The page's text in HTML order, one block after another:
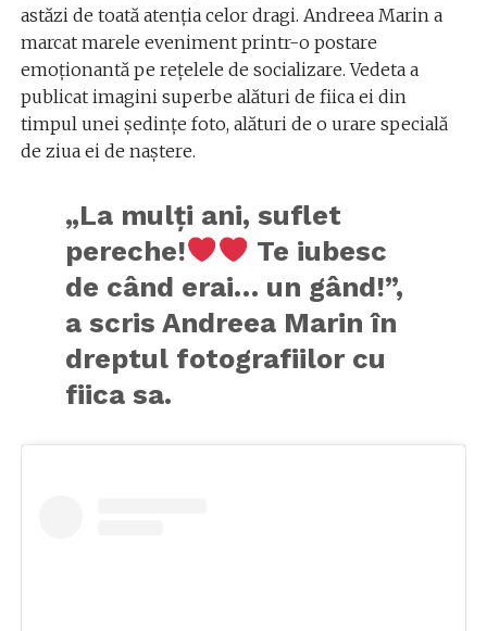
astăzi de toată atenția celor dragi. Andreea Marin a
marcat marele eveniment printr-o postare
emoționantă pe rețelele de socializare. Vedeta a
publicat imagini superbe alături de fiica ei din
timpul unei ședințe foto, alături de o urare specială
de ziua ei de naștere.
„La mulți ani, suflet
pereche!
Te iubesc
de când erai… un gând!”,
a scris Andreea Marin în
dreptul fotografiilor cu
fiica sa.